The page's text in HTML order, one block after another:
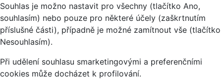
Souhlas je možno nastavit pro všechny (tlačítko Ano,
souhlasím) nebo pouze pro některé účely (zaškrtnutím
příslušné části), případně je možné zamítnout vše (tlačítko
Nesouhlasím).
Při udělení souhlasu smarketingovými a preferenčními
cookies může docházet k profilování.